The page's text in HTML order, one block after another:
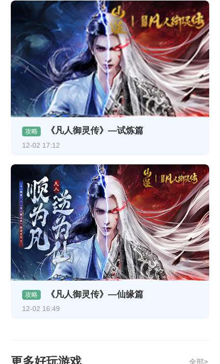
攻略 《凡人御灵传》—试炼篇
12-02 17:12
攻略 《凡人御灵传》—仙缘篇
12-02 16:49
全部>